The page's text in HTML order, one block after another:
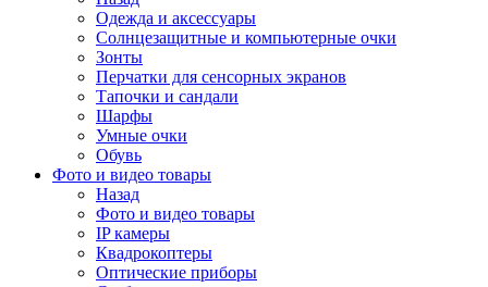
Одежда и аксессуары
Солнцезащитные и компьютерные очки
Зонты
Перчатки для сенсорных экранов
Тапочки и сандали
Шарфы
Умные очки
Обувь
Фото и видео товары
Назад
Фото и видео товары
IP камеры
Квадрокоптеры
Оптические приборы